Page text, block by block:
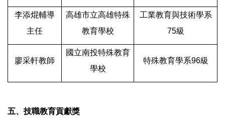
李添焜輔導
主任
高雄市立高雄特殊
教育學校
工業教育與技術學系
75級
廖采軒教師
國立南投特殊教育
學校
特殊教育學系96級
五、技職教育貢獻獎